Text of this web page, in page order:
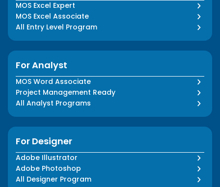
MOS Excel Expert
MOS Excel Associate
All Entry Level Program
For Analyst
MOS Word Associate
Project Management Ready
All Analyst Programs
For Designer
Adobe Illustrator
Adobe Photoshop
All Designer Program